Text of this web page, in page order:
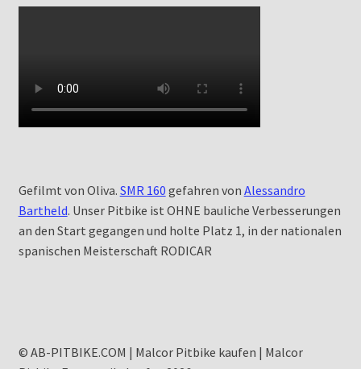
Gefilmt von Oliva. SMR 160 gefahren von Alessandro
Bartheld. Unser Pitbike ist OHNE bauliche Verbesserungen
an den Start gegangen und holte Platz 1, in der nationalen
spanischen Meisterschaft RODICAR
© AB-PITBIKE.COM | Malcor Pitbike kaufen | Malcor